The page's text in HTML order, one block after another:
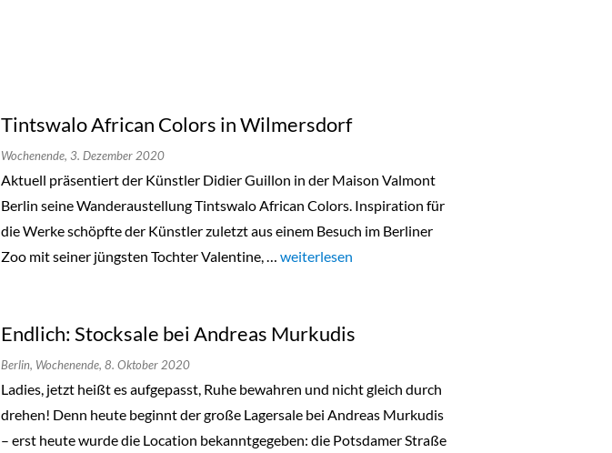
Tintswalo African Colors in Wilmersdorf
Wochenende, 3. Dezember 2020
Aktuell präsentiert der Künstler Didier Guillon in der Maison Valmont
Berlin seine Wanderaustellung Tintswalo African Colors. Inspiration für
die Werke schöpfte der Künstler zuletzt aus einem Besuch im Berliner
Zoo mit seiner jüngsten Tochter Valentine, … „Tintswalo African Colors in Wilmersdorf“
weiterlesen
Endlich: Stocksale bei Andreas Murkudis
Berlin, Wochenende, 8. Oktober 2020
Ladies, jetzt heißt es aufgepasst, Ruhe bewahren und nicht gleich durch
drehen! Denn heute beginnt der große Lagersale bei Andreas Murkudis
– erst heute wurde die Location bekanntgegeben: die Potsdamer Straße